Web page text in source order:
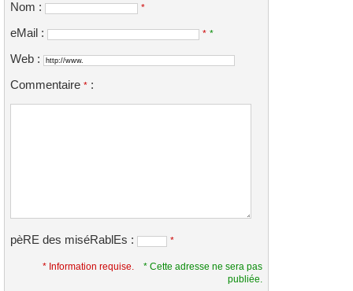
Nom : *
eMail : * *
Web :
Commentaire * :
pèRE des miséRablEs : *
* Information requise.
* Cette adresse ne sera pas
publiée.